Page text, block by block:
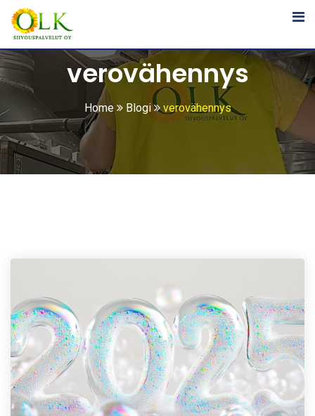
Siirry
sisältöön
verovähennys
Home Blogi verovähennys